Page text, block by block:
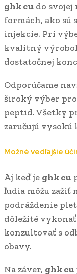
ghk cu do
formách, ako sú
injekcie. Pri
kvalitný
dostatočnej
Odporúčame
široký výber
peptid. Všetky
zaručujú vysokú
Možné vedľajšie
Aj keď je ghk cu
ľudia môžu zažiť
podráždenie
dôležité
konzultovať s
obavy.
Na záver, ghk cu